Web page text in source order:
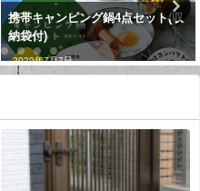
携帯キャンピング鍋4点セット(収
納袋付)
2020年7月7日